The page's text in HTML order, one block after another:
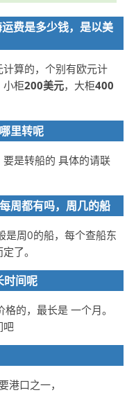
费是多少钱，是以美
算的，个别有欧元计
小柜200美元，大柜400
里转呢
是转船的 具体的请联
周都有吗，周几的船
是周0的船，每个查船东
了。
时间呢
的，最长是 一个月。
吧
港口之一，